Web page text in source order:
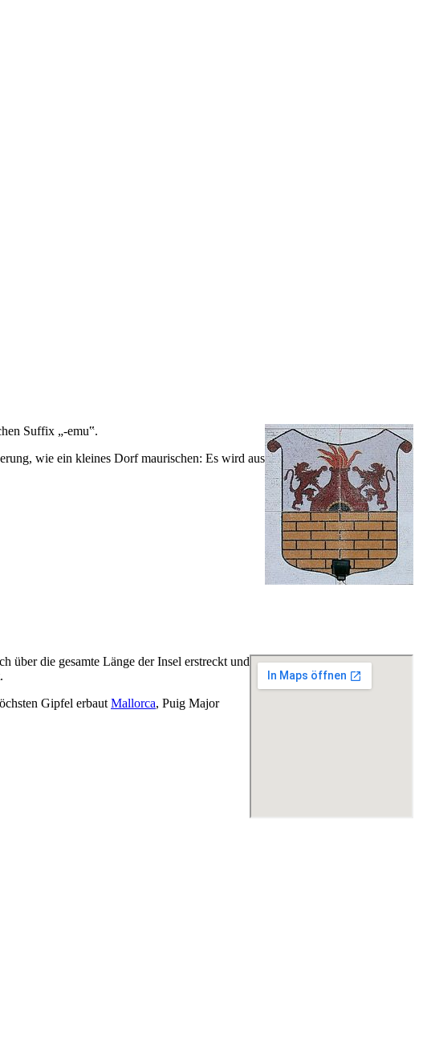
Suffix „-emu‟.
wie ein kleines Dorf maurischen: Es wird aus
über die gesamte Länge der Insel erstreckt und
Gipfel erbaut Mallorca, Puig Major